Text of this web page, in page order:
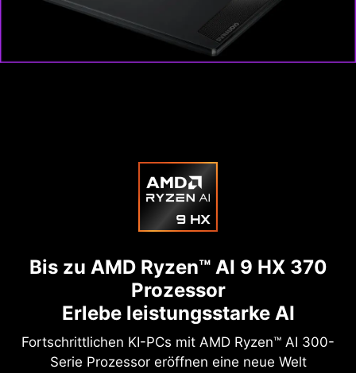
Bis zu AMD Ryzen™ AI 9 HX 370
Prozessor
Erlebe leistungsstarke AI
Fortschrittlichen KI-PCs mit AMD Ryzen™ AI 300-
Serie Prozessor eröffnen eine neue Welt